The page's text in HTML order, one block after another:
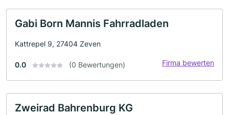
Gabi Born Mannis Fahrradladen
Kattrepel 9, 27404 Zeven
0.0 (0 Bewertungen) Firma bewerten
Zweirad Bahrenburg KG